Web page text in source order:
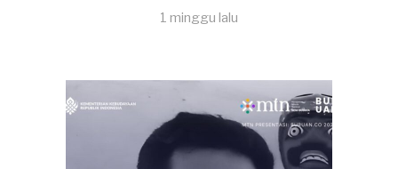
1 minggu lalu